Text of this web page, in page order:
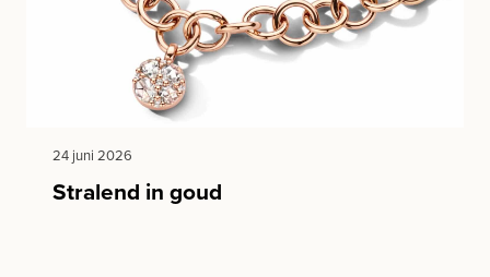
24 juni 2026
Stralend in goud